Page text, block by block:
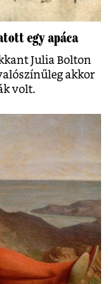
egy apáca
Julia Bolton
akkor
volt.